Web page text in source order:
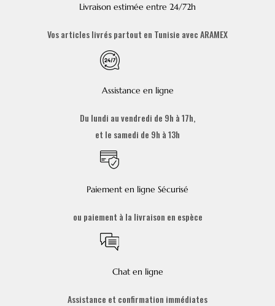
Livraison estimée entre 24/72h
Vos articles livrés partout en Tunisie avec ARAMEX
Assistance en ligne
Du lundi au vendredi de 9h à 17h,
et le samedi de 9h à 13h
Paiement en ligne Sécurisé
ou paiement à la livraison en espèce
Chat en ligne
Assistance et confirmation immédiates